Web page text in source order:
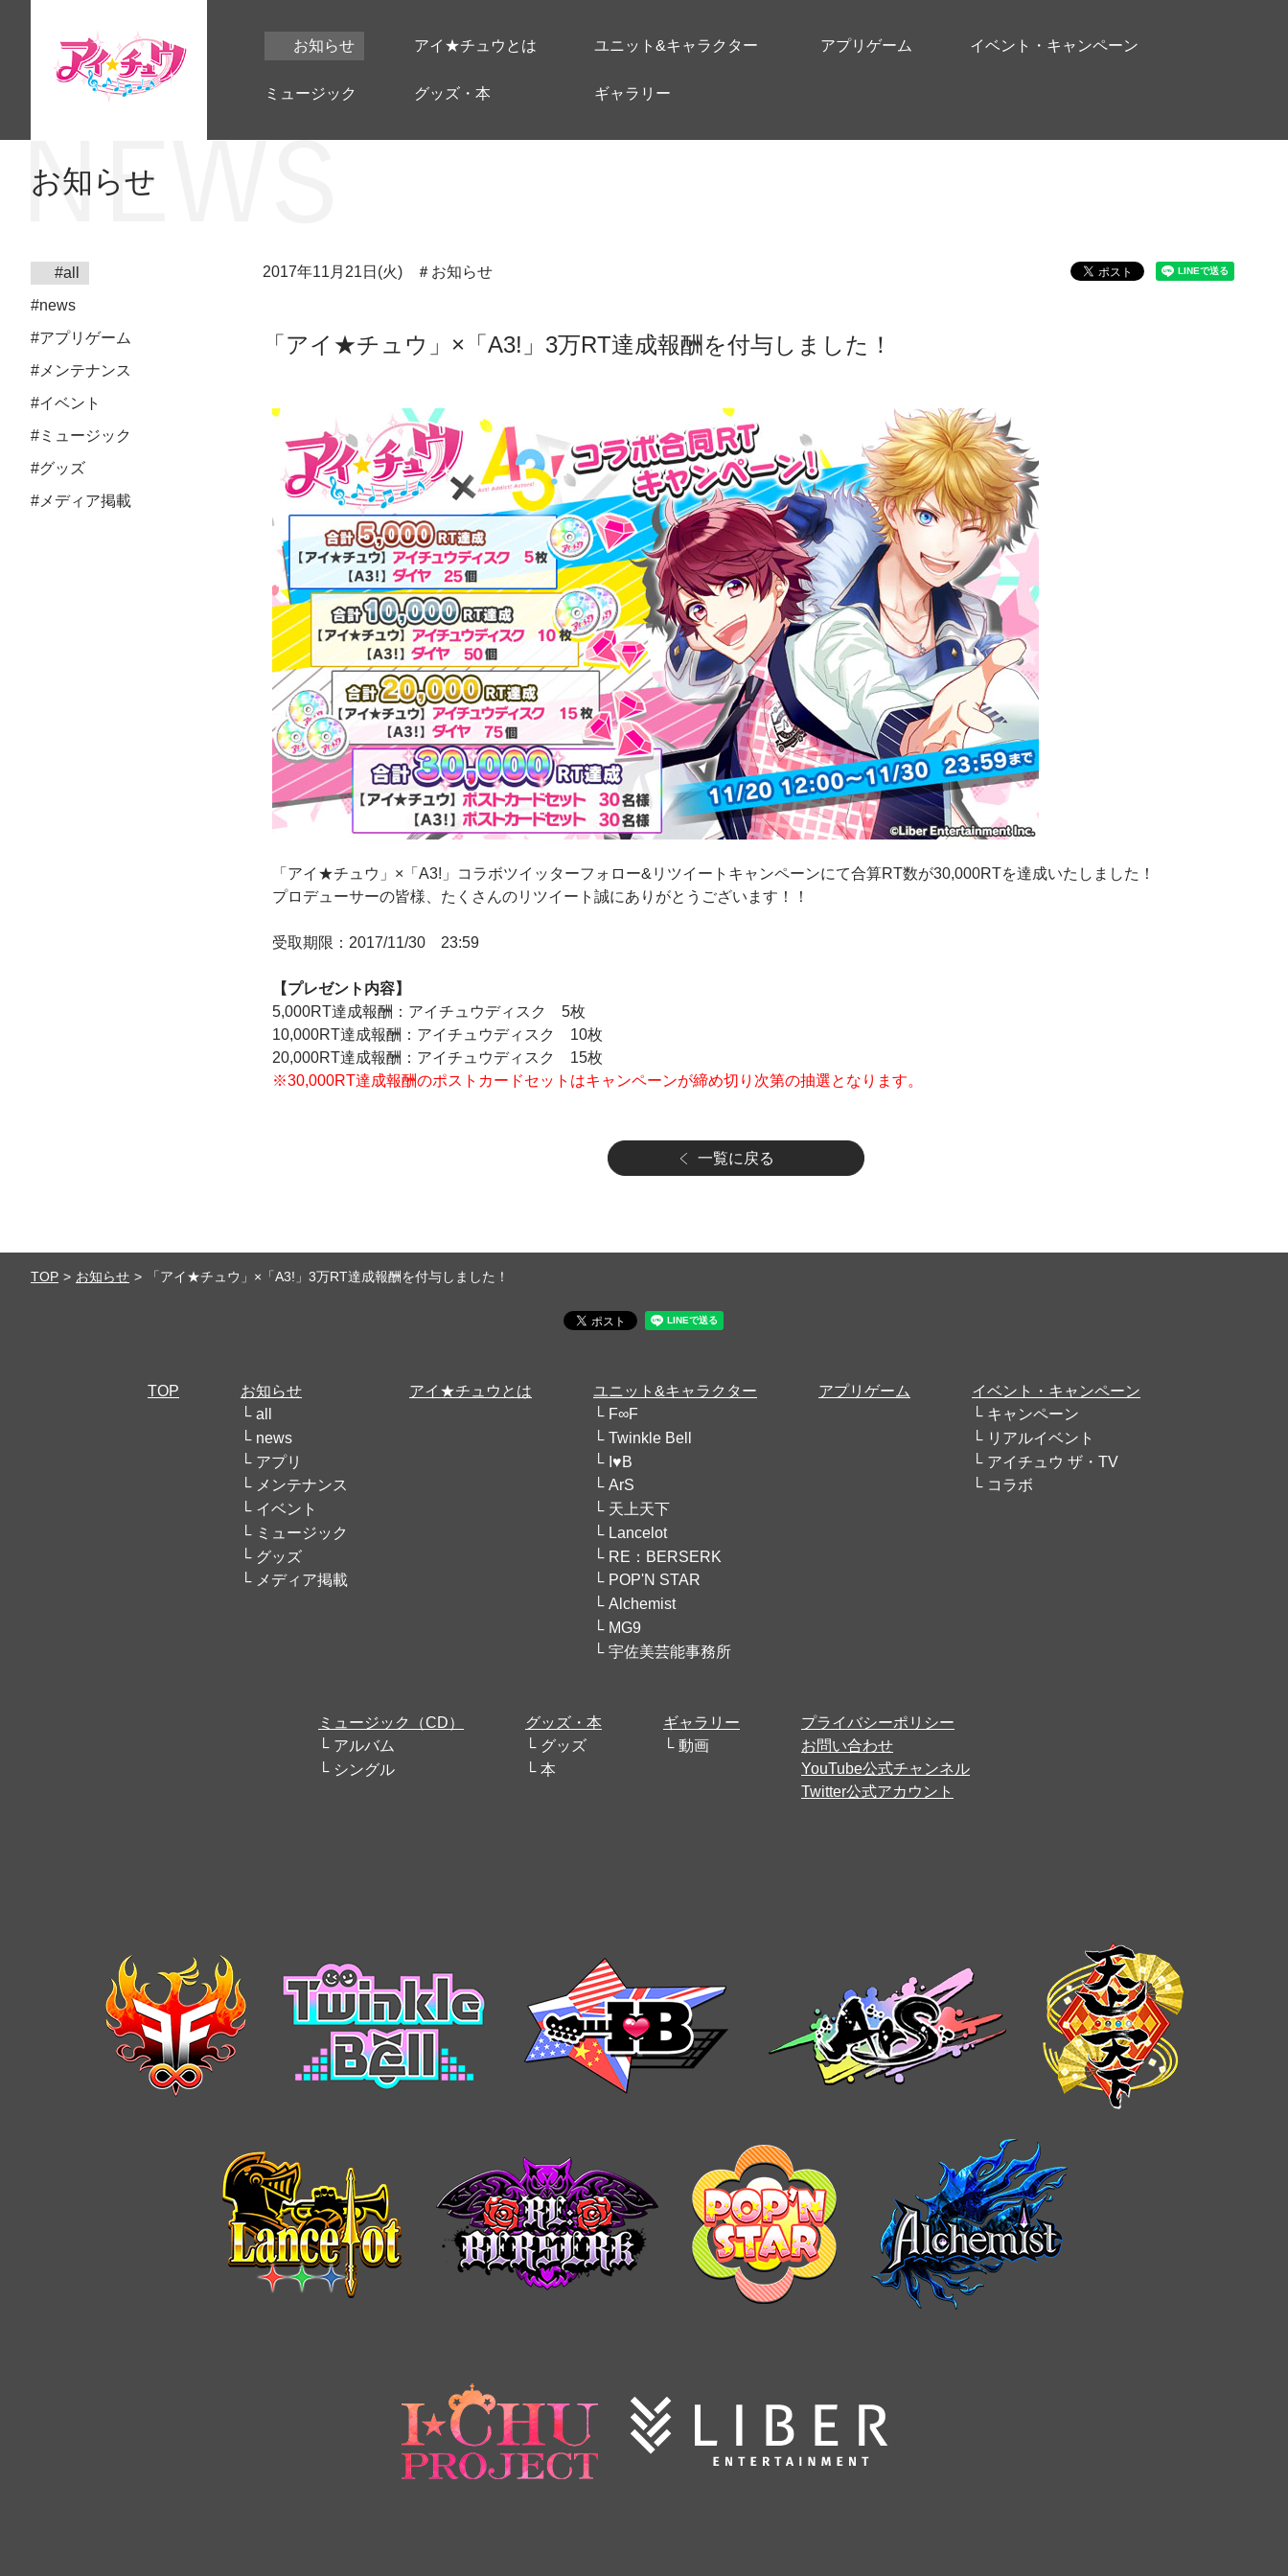
お知らせ アイ★チュウとは ユニット&キャラクター アプリゲーム イベント・キャンペーン
ミュージック グッズ・本 ギャラリー
お知らせ
#all
#news
#アプリゲーム
#メンテナンス
#イベント
#ミュージック
#グッズ
#メディア掲載
2017年11月21日(火) ＃お知らせ
「アイ★チュウ」×「A3!」3万RT達成報酬を付与しました！
「アイ★チュウ」×「A3!」コラボツイッターフォロー&リツイートキャンペーンにて合算RT数が30,000RTを達成いたしました！
プロデューサーの皆様、たくさんのリツイート誠にありがとうございます！！
受取期限：2017/11/30 23:59
【プレゼント内容】
5,000RT達成報酬：アイチュウディスク 5枚
10,000RT達成報酬：アイチュウディスク 10枚
20,000RT達成報酬：アイチュウディスク 15枚
※30,000RT達成報酬のポストカードセットはキャンペーンが締め切り次第の抽選となります。
一覧に戻る
TOP お知らせ 「アイ★チュウ」×「A3!」3万RT達成報酬を付与しました！
TOP
お知らせ
all
news
アプリ
メンテナンス
イベント
ミュージック
グッズ
メディア掲載
アイ★チュウとは
ユニット&キャラクター
F∞F
Twinkle Bell
I♥B
ArS
天上天下
Lancelot
RE：BERSERK
POP'N STAR
Alchemist
MG9
宇佐美芸能事務所
アプリゲーム
イベント・キャンペーン
キャンペーン
リアルイベント
アイチュウ ザ・TV
コラボ
ミュージック（CD）
アルバム
シングル
グッズ・本
グッズ
本
ギャラリー
動画
プライバシーポリシー
お問い合わせ
YouTube公式チャンネル
Twitter公式アカウント